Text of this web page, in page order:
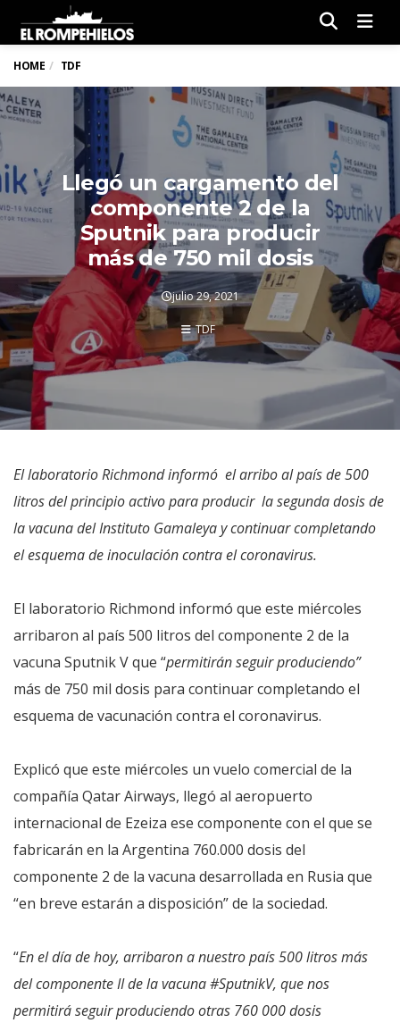
HOME TDF
Llegó un cargamento del
componente 2 de la
Sputnik para producir
más de 750 mil dosis
julio 29, 2021
TDF
El laboratorio Richmond informó el arribo al país de 500
litros del principio activo para producir la segunda dosis de
la vacuna del Instituto Gamaleya y continuar completando
el esquema de inoculación contra el coronavirus.
El laboratorio Richmond informó que este miércoles
arribaron al país 500 litros del componente 2 de la
vacuna Sputnik V que “permitirán seguir produciendo”
más de 750 mil dosis para continuar completando el
esquema de vacunación contra el coronavirus.
Explicó que este miércoles un vuelo comercial de la
compañía Qatar Airways, llegó al aeropuerto
internacional de Ezeiza ese componente con el que se
fabricarán en la Argentina 760.000 dosis del
componente 2 de la vacuna desarrollada en Rusia que
“en breve estarán a disposición” de la sociedad.
“En el día de hoy, arribaron a nuestro país 500 litros más
del componente II de la vacuna #SputnikV, que nos
permitirá seguir produciendo otras 760 000 dosis